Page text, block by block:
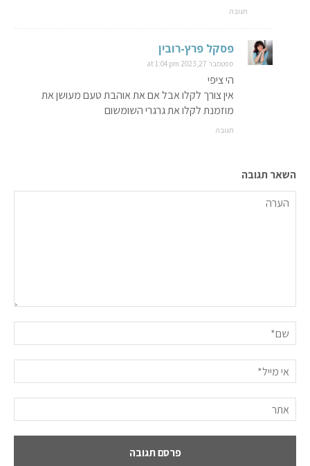
תגובה
פסקל פרץ-רובין
ספטמבר 27, 2023 at 1:04 pm
הי ציפי
אין צורך לקלו אבל אם את אוהבת טעם מעושן את
מוזמנת לקלו את גרגרי השומשום
תגובה
השאר תגובה